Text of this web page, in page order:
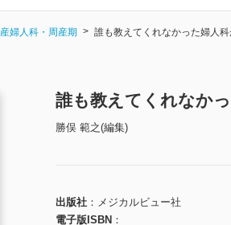
産婦人科・周産期 誰も教えてくれなかった婦人
誰も教えてくれなか
勝俣 範之(編集)
出版社
メジカルビュー社
電子版ISBN